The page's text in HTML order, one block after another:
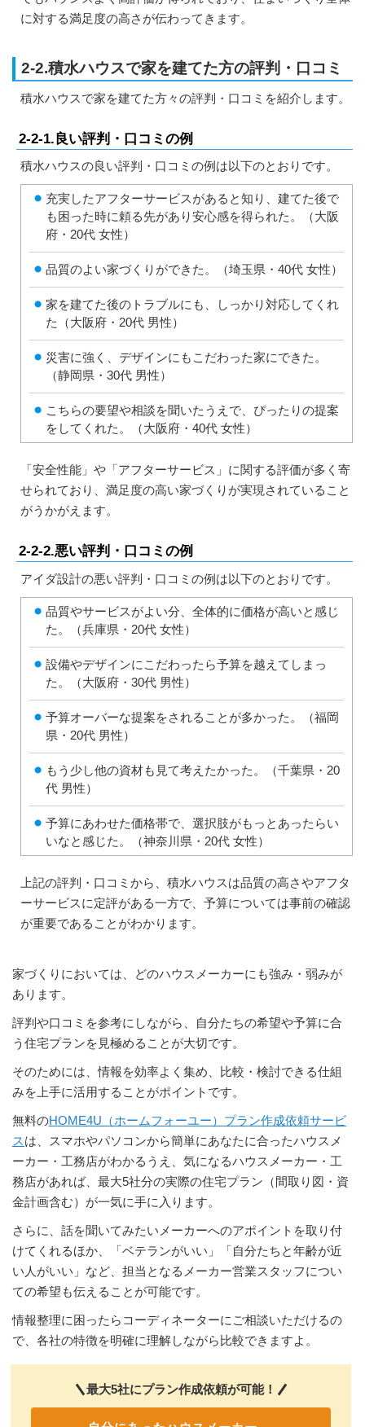
に対する満足度の高さが伝わってきます。
2-2.積水ハウスで家を建てた方の評判・口コミ
積水ハウスで家を建てた方々の評判・口コミを紹介します。
2-2-1.良い評判・口コミの例
積水ハウスの良い評判・口コミの例は以下のとおりです。
充実したアフターサービスがあると知り、建てた後で
も困った時に頼る先があり安心感を得られた。（大阪
府・20代 女性）
品質のよい家づくりができた。（埼玉県・40代 女性）
家を建てた後のトラブルにも、しっかり対応してくれ
た（大阪府・20代 男性）
災害に強く、デザインにもこだわった家にできた。
（静岡県・30代 男性）
こちらの要望や相談を聞いたうえで、ぴったりの提案
をしてくれた。（大阪府・40代 女性）
「安全性能」や「アフターサービス」に関する評価が多く寄
せられており、満足度の高い家づくりが実現されていること
がうかがえます。
2-2-2.悪い評判・口コミの例
アイダ設計の悪い評判・口コミの例は以下のとおりです。
品質やサービスがよい分、全体的に価格が高いと感じ
た。（兵庫県・20代 女性）
設備やデザインにこだわったら予算を越えてしまっ
た。（大阪府・30代 男性）
予算オーバーな提案をされることが多かった。（福岡
県・20代 男性）
もう少し他の資材も見て考えたかった。（千葉県・20
代 男性）
予算にあわせた価格帯で、選択肢がもっとあったらい
いなと感じた。（神奈川県・20代 女性）
上記の評判・口コミから、積水ハウスは品質の高さやアフタ
ーサービスに定評がある一方で、予算については事前の確認
が重要であることがわかります。
家づくりにおいては、どのハウスメーカーにも強み・弱みが
あります。
評判や口コミを参考にしながら、自分たちの希望や予算に合
う住宅プランを見極めることが大切です。
そのためには、情報を効率よく集め、比較・検討できる仕組
みを上手に活用することがポイントです。
無料のHOME4U（ホームフォーユー）プラン作成依頼サービ
スは、スマホやパソコンから簡単にあなたに合ったハウスメ
ーカー・工務店がわかるうえ、気になるハウスメーカー・工
務店があれば、最大5社分の実際の住宅プラン（間取り図・資
金計画含む）が一気に手に入ります。
さらに、話を聞いてみたいメーカーへのアポイントを取り付
けてくれるほか、「ベテランがいい」「自分たちと年齢が近
い人がいい」など、担当となるメーカー営業スタッフについ
ての希望も伝えることが可能です。
情報整理に困ったらコーディネーターにご相談いただけるの
で、各社の特徴を明確に理解しながら比較できますよ。
最大5社にプラン作成依頼が可能！